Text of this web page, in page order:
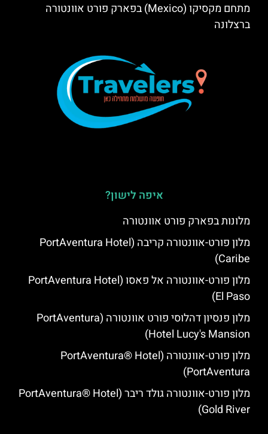
מתחם מקסיקו (Mexico) בפארק פורט אוונטורה
ברצלונה
איפה לישון?
מלונות בפארק פורט אוונטורה
מלון פורט-אוונטורה קריבה (PortAventura Hotel
Caribe)
מלון פורט-אוונטורה אל פאסו (PortAventura Hotel
El Paso)
מלון פנסיון דהלוסי פורט אוונטורה (PortAventura
Hotel Lucy's Mansion‬)
מלון פורט-אוונטורה (PortAventura® Hotel
PortAventura)
מלון פורט-אוונטורה גולד ריבר (PortAventura® Hotel
Gold River)